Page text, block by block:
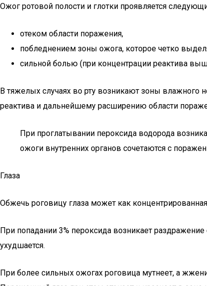
Ожог ротовой полости и глотки проявляется
отеком области поражения,
побледнением зоны ожога, которое четко
сильной болью (при концентрации реактива
В тяжелых случаях во рту возникают зоны влажного
реактива и дальнейшему расширению области
При проглатывании пероксида водорода
ожоги внутренних органов сочетаются с
Глаза
Обжечь роговицу глаза может как
При попадании 3% пероксида возникает
ухудшается.
При более сильных ожогах роговица мутнеет, а